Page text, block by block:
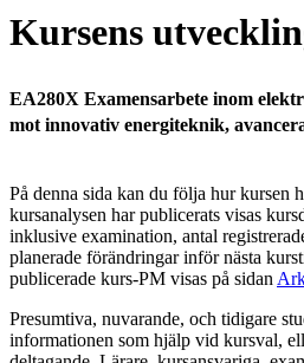
Kursens
EA280X Examensarbete inom
mot innovativ energiteknik,
På denna sida kan du följa hur kursen
kursanalysen har publicerats visas
inklusive examination, antal
planerade förändringar inför nästa
publicerade kurs-PM visas på sidan
Presumtiva, nuvarande, och tidigare
informationen som hjälp vid kursval,